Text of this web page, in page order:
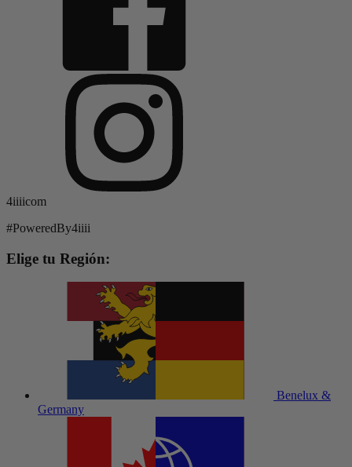
4iiiicom
#PoweredBy4iiii
Elige tu Región:
Benelux &
Germany